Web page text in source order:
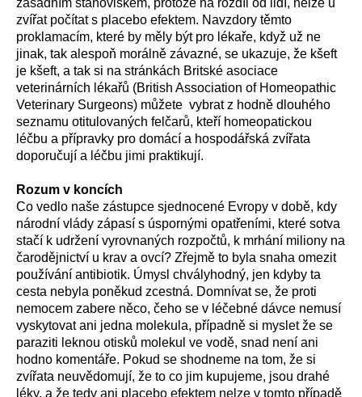
zásadním stanoviskem, protože na rozdíl od lidí, nelze u
zvířat počítat s placebo efektem. Navzdory těmto
proklamacím, které by měly být pro lékaře, když už ne
jinak, tak alespoň morálně závazné, se ukazuje, že kšeft
je kšeft, a tak si na stránkách Britské asociace
veterinárních lékařů (British Association of Homeopathic
Veterinary Surgeons) můžete vybrat z hodně dlouhého
seznamu otitulovaných felčarů, kteří homeopatickou
léčbu a přípravky pro domácí a hospodářská zvířata
doporučují a léčbu jimi praktikují.
Rozum v koncích
Co vedlo naše zástupce sjednocené Evropy v době, kdy
národní vlády zápasí s úspornými opatřeními, které sotva
stačí k udržení vyrovnaných rozpočtů, k mrhání miliony na
čarodějnictví u krav a ovcí? Zřejmě to byla snaha omezit
používání antibiotik. Úmysl chvályhodný, jen kdyby ta
cesta nebyla poněkud zcestná. Domnívat se, že proti
nemocem zabere něco, čeho se v léčebné dávce nemusí
vyskytovat ani jedna molekula, případně si myslet že se
paraziti leknou otisků molekul ve vodě, snad není ani
hodno komentáře. Pokud se shodneme na tom, že si
zvířata neuvědomují, že to co jim kupujeme, jsou drahé
léky, a že tedy ani placebo efektem nelze v tomto případě